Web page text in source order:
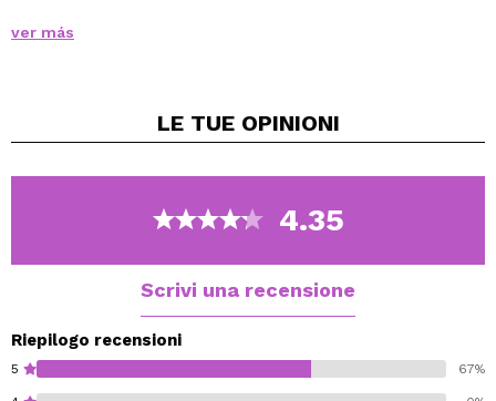
Il suo applicatore in spugna facile da usare ti consente
Include vitamina E per un'ulteriore cura della pelle.
W7 e sperimenta un aspetto radioso e naturale.
Osate mettere in risalto la vostra bellezza con questo
accessorio essenziale di W7.
ver más
LE TUE OPINIONI
4.35
Scrivi una recensione
Riepilogo recensioni
5 67%